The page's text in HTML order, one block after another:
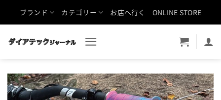
ブランド カテゴリー お店へ行く ONLINE STORE